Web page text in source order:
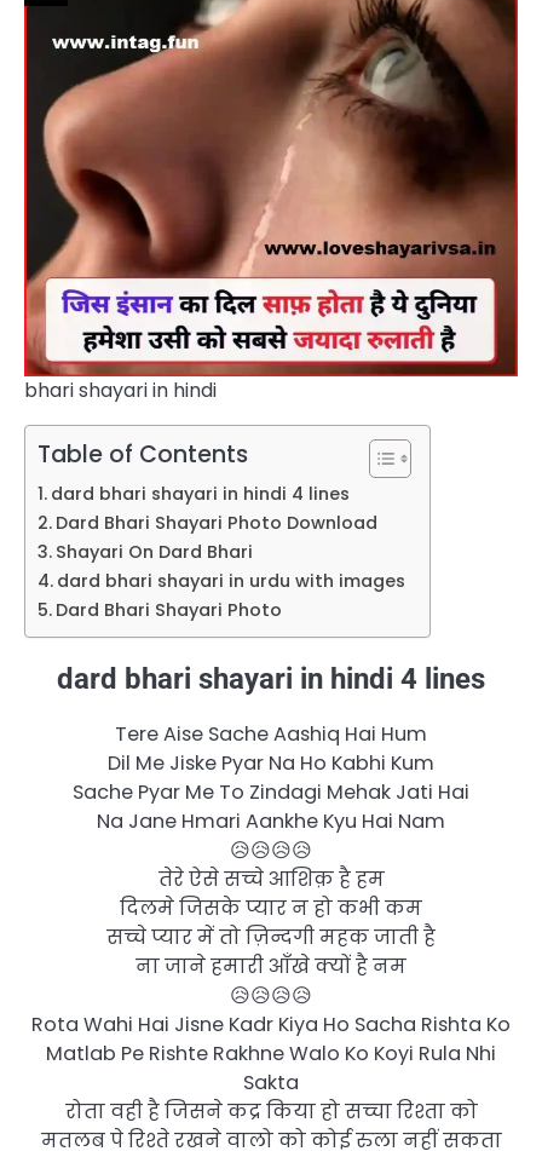
bhari shayari in hindi
Table of Contents
dard bhari shayari in hindi 4 lines
Dard Bhari Shayari Photo Download
Shayari On Dard Bhari
dard bhari shayari in urdu with images
Dard Bhari Shayari Photo
dard bhari shayari in hindi 4 lines
Tere Aise Sache Aashiq Hai Hum
Dil Me Jiske Pyar Na Ho Kabhi Kum
Sache Pyar Me To Zindagi Mehak Jati Hai
Na Jane Hmari Aankhe Kyu Hai Nam
😥😥😥😥
तेरे ऐसे सच्चे आशिक़ है हम
दिलमे जिसके प्यार न हो कभी कम
सच्चे प्यार में तो ज़िन्दगी महक जाती है
ना जाने हमारी आँखे क्यों है नम
😥😥😥😥
Rota Wahi Hai Jisne Kadr Kiya Ho Sacha Rishta Ko
Matlab Pe Rishte Rakhne Walo Ko Koyi Rula Nhi
Sakta
रोता वही है जिसने कद्र किया हो सच्चा रिश्ता को
मतलब पे रिश्ते रखने वालो को कोई रुला नहीं सकता